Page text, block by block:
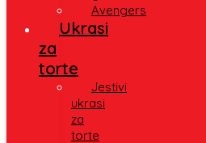
Avengers
Ukrasi
za
torte
Jestivi
ukrasi
za
torte